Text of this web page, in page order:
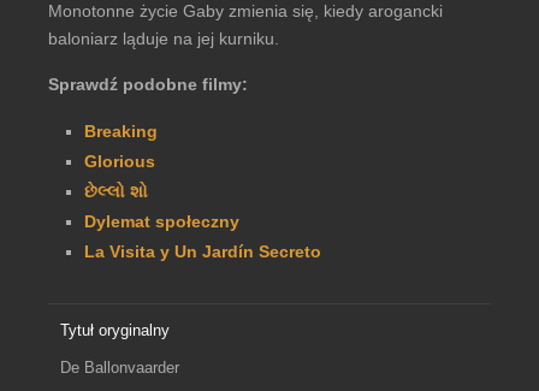
Monotonne życie Gaby zmienia się, kiedy arogancki
baloniarz ląduje na jej kurniku.
Sprawdź podobne filmy:
Breaking
Glorious
છેલ્લો શો
Dylemat społeczny
La Visita y Un Jardín Secreto
Tytuł oryginalny
De Ballonvaarder